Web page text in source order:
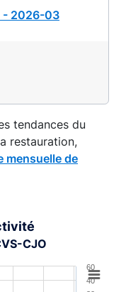
- 2026-03
tendances du
restauration,
mensuelle de
CJO
40
60